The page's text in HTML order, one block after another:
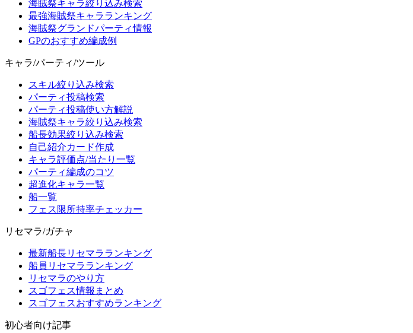
海賊祭キャラ絞り込み検索
最強海賊祭キャラランキング
海賊祭グランドパーティ情報
GPのおすすめ編成例
キャラ/パーティ/ツール
スキル絞り込み検索
パーティ投稿検索
パーティ投稿使い方解説
海賊祭キャラ絞り込み検索
船長効果絞り込み検索
自己紹介カード作成
キャラ評価点/当たり一覧
パーティ編成のコツ
超進化キャラ一覧
船一覧
フェス限所持率チェッカー
リセマラ/ガチャ
最新船長リセマラランキング
船員リセマラランキング
リセマラのやり方
スゴフェス情報まとめ
スゴフェスおすすめランキング
初心者向け記事